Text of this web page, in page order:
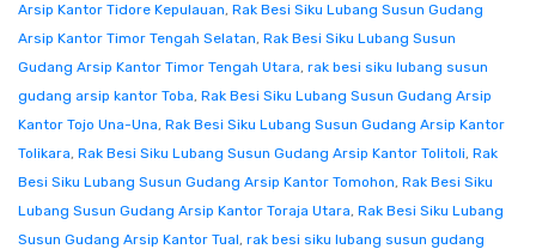
Arsip Kantor Tidore Kepulauan, Rak Besi Siku Lubang Susun Gudang
Arsip Kantor Timor Tengah Selatan, Rak Besi Siku Lubang Susun
Gudang Arsip Kantor Timor Tengah Utara, rak besi siku lubang susun
gudang arsip kantor Toba, Rak Besi Siku Lubang Susun Gudang Arsip
Kantor Tojo Una-Una, Rak Besi Siku Lubang Susun Gudang Arsip Kantor
Tolikara, Rak Besi Siku Lubang Susun Gudang Arsip Kantor Tolitoli, Rak
Besi Siku Lubang Susun Gudang Arsip Kantor Tomohon, Rak Besi Siku
Lubang Susun Gudang Arsip Kantor Toraja Utara, Rak Besi Siku Lubang
Susun Gudang Arsip Kantor Tual, rak besi siku lubang susun gudang